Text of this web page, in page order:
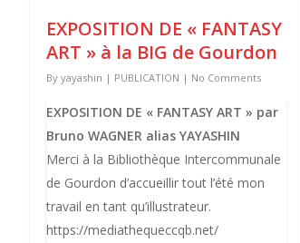
EXPOSITION DE « FANTASY
ART » à la BIG de Gourdon
By yayashin | PUBLICATION | No Comments
EXPOSITION DE « FANTASY ART » par
Bruno WAGNER alias YAYASHIN
Merci à la Bibliothèque Intercommunale
de Gourdon d’accueillir tout l’été mon
travail en tant qu’illustrateur.
https://mediathequeccqb.net/